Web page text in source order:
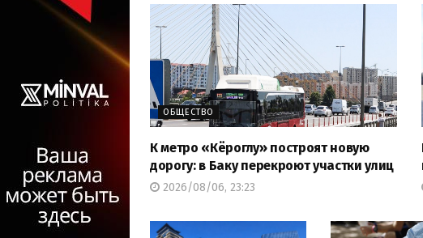
ОБЩЕСТВО
К метро «Кёроглу» построят новую
дорогу: в Баку перекроют участки улиц
2026/08/06, 23:23